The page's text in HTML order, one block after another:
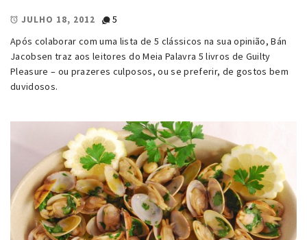
JULHO 18, 2012
5
Após colaborar com uma lista de 5 clássicos na sua opinião, Bán
Jacobsen traz aos leitores do Meia Palavra 5 livros de Guilty
Pleasure – ou prazeres culposos, ou se preferir, de gostos bem
duvidosos.